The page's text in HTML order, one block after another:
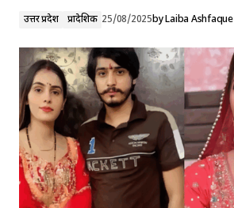
उत्तर प्रदेश प्रादेशिक 25/08/2025byLaiba Ashfaque